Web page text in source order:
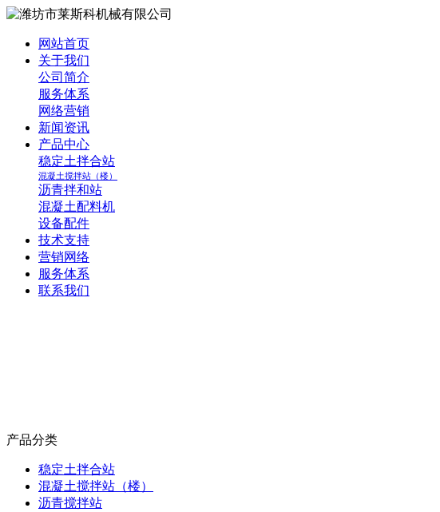
网站首页
关于我们
公司简介
服务体系
网络营销
新闻资讯
产品中心
稳定土拌合站
混凝土搅拌站（楼）
沥青拌和站
混凝土配料机
设备配件
技术支持
营销网络
服务体系
联系我们
产品分类
稳定土拌合站
混凝土搅拌站（楼）
沥青搅拌站